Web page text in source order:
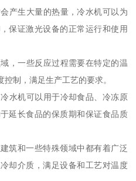
产生大量的热量，冷水机可以为
保证激光设备的正常运行和使用
，一些反应过程需要在特定的温
制，满足生产工艺的要求。
水机可以用于冷却食品、冷冻原
延长食品的保质期和保证食品质
筑和一些特殊领域中都有着广泛
却介质，满足设备和工艺对温度